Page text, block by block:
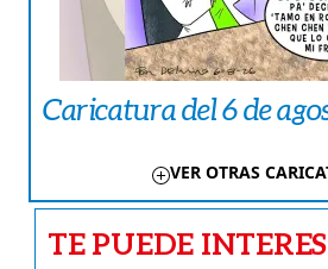
Caricatura del 6 de
VER OTRAS
TE PUEDE